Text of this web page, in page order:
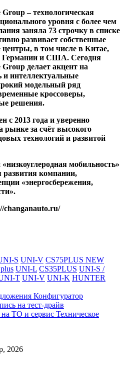
– технологическая
уровня с более чем
заняла 73 строчку в списке
развивает собственные
центры, в том числе в Китае,
Германии и США. Сегодня
делает акцент на
и интеллектуальные
модельный ряд
кроссоверы,
решения.
с 2013 года и уверенно
рынке за счёт высокого
технологий и развитой
мобильность»
компании,
«энергосбережения,
S UNI-V CS75PLUS NEW
UNI-L CS35PLUS UNI-S /
T UNI-V UNI-K HUNTER
Конфигуратор
на тест-драйв
ТО и сервис Техническое
2026